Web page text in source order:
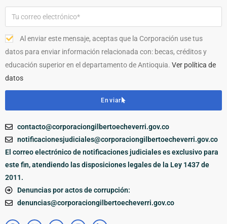
Al enviar este mensaje, aceptas que la Corporación use tus
datos para enviar información relacionada con: becas, créditos y
educación superior en el departamento de Antioquia. Ver política de
datos
Enviar
contacto@corporaciongilbertoecheverri.gov.co
notificacionesjudiciales@corporaciongilbertoecheverri.gov.co
El correo electrónico de notificaciones judiciales es exclusivo para
este fin, atendiendo las disposiciones legales de la Ley 1437 de
2011.
Denuncias por actos de corrupción:
denuncias@corporaciongilbertoecheverri.gov.co